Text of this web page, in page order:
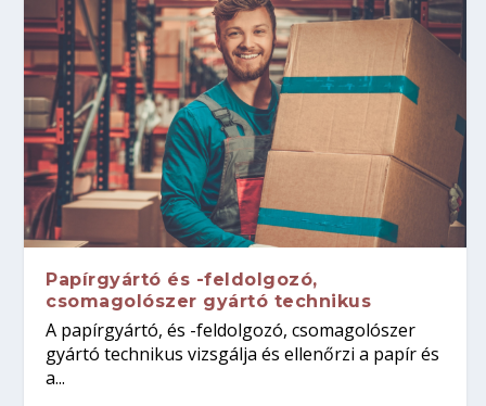
Papírgyártó és -feldolgozó,
csomagolószer gyártó technikus
A papírgyártó, és -feldolgozó, csomagolószer
gyártó technikus vizsgálja és ellenőrzi a papír és
a...